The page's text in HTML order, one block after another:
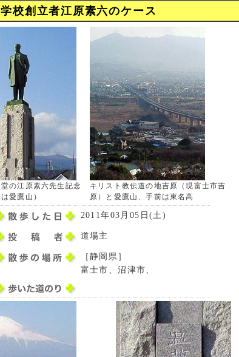
校創立者江原素六のケース
の江原素六先生記念
愛鷹山）
キリスト教伝道の地吉原（現富士市吉
原）と愛鷹山、手前は東名高
2011年03月05日(土)
道場主
［静岡県］
富士市、沼津市、